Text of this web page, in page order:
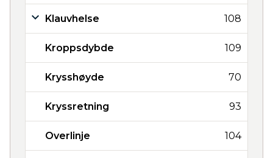
Klauvhelse 108
Kroppsdybde 109
Krysshøyde 70
Kryssretning 93
Overlinje 104